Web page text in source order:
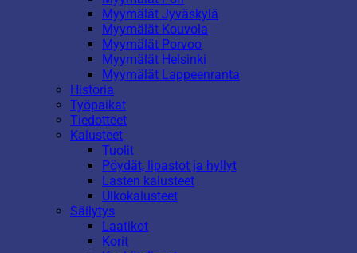
Myymälät Jyväskylä
Myymälät Kouvola
Myymälät Porvoo
Myymälät Helsinki
Myymälät Lappeenranta
Historia
Työpaikat
Tiedotteet
Kalusteet
Tuolit
Pöydät, lipastot ja hyllyt
Lasten kalusteet
Ulkokalusteet
Säilytys
Laatikot
Korit